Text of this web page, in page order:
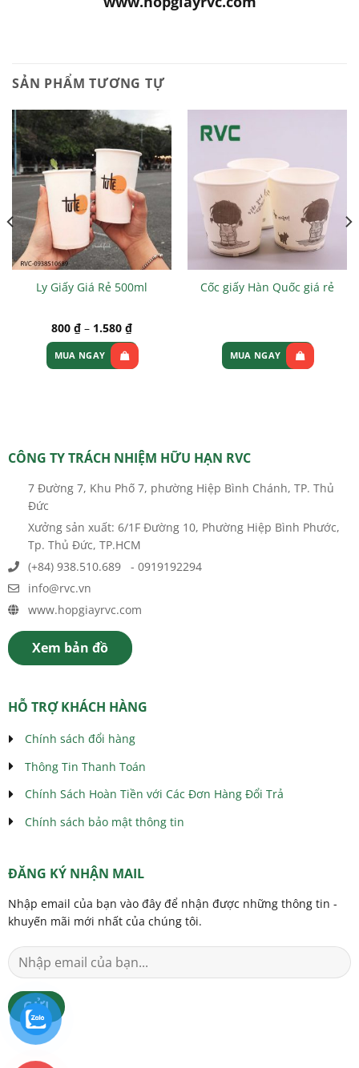
SẢN PHẨM TƯƠNG TỰ
Ly Giấy Giá Rẻ 500ml
800 ₫ – 1.580 ₫
MUA NGAY
biến
Các
chọn
có
thể
trên
trang
sản
phẩm
Cốc giấy Hàn Quốc giá rẻ
MUA NGAY
CÔNG TY TRÁCH NHIỆM HỮU HẠN RVC
7 Đường 7, Khu Phố 7, phường Hiệp Bình Chánh, TP. Thủ
Đức
Xưởng sản xuất: 6/1F Đường 10, Phường Hiệp Bình Phước,
Tp. Thủ Đức, TP.HCM
(+84) 938.510.689 - 0919192294
info@rvc.vn
www.hopgiayrvc.com
Xem bản đồ
HỖ TRỢ KHÁCH HÀNG
Chính sách đổi hàng
Thông Tin Thanh Toán
Chính Sách Hoàn Tiền với Các Đơn Hàng Đổi Trả
Chính sách bảo mật thông tin
ĐĂNG KÝ NHẬN MAIL
Nhập email của bạn vào đây để nhận được những thông tin -
khuyến mãi mới nhất của chúng tôi.